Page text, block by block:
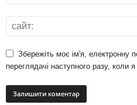
Збережіть моє ім'я, електронну
переглядачі наступного разу, коли